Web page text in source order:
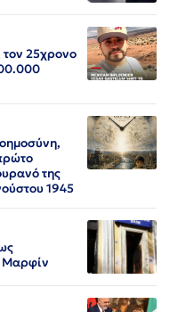
τον 25χρονο
της
1945
Μαρφίν